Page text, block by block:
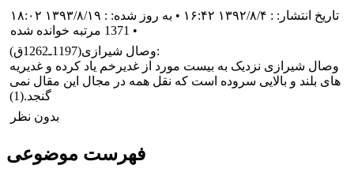
تاریخ انتشار: : ۱۳۹۲/۸/۴ ۱۶:۴۲ • به روز شده: : ۱۳۹۳/۸/۱۹ ۱۸:۰۲
• 1371 مرتبه خوانده شده
وصال شيرازى(1197ـ1262ق):
وصال شيرازى نزدیک به بيست مورد از غديرخم ياد كرده و غديريه
هاى بلند و بالايى سروده است كه نقل همه در مجال اين مقال نمى
گنجد.(1)
بدون نظر
فهرست موضوعی